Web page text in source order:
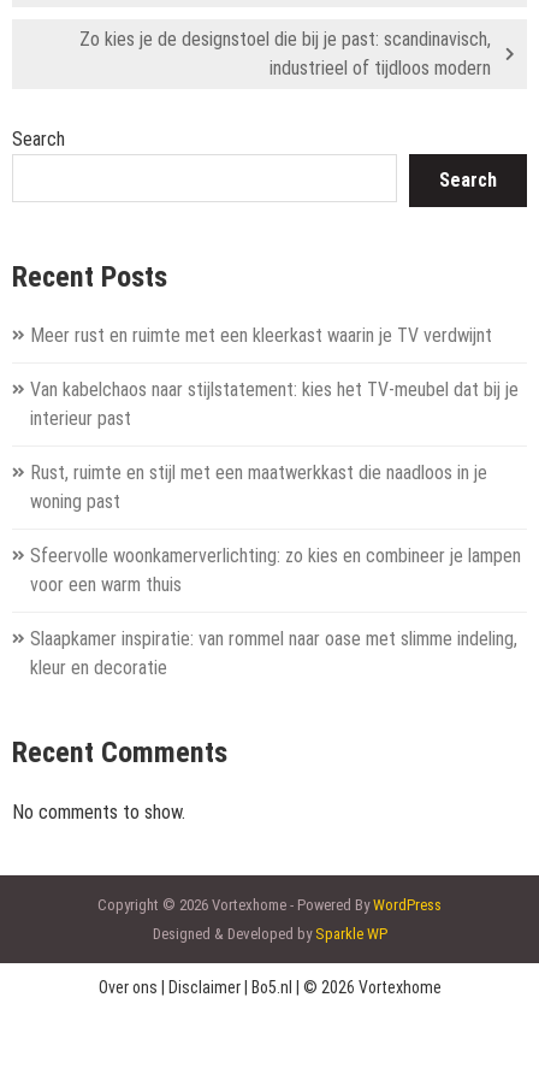
Zo kies je de designstoel die bij je past: scandinavisch,
industrieel of tijdloos modern
Search
Search
Recent Posts
Meer rust en ruimte met een kleerkast waarin je TV verdwijnt
Van kabelchaos naar stijlstatement: kies het TV-meubel dat bij je
interieur past
Rust, ruimte en stijl met een maatwerkkast die naadloos in je
woning past
Sfeervolle woonkamerverlichting: zo kies en combineer je lampen
voor een warm thuis
Slaapkamer inspiratie: van rommel naar oase met slimme indeling,
kleur en decoratie
Recent Comments
No comments to show.
Copyright © 2026 Vortexhome - Powered ByWordPress
Designed & Developed by Sparkle WP
Over ons Disclaimer| Bo5.nl © 2026 Vortexhome